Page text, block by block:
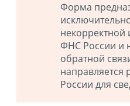
Форма
ФНС России и
обратной
направляется
России для